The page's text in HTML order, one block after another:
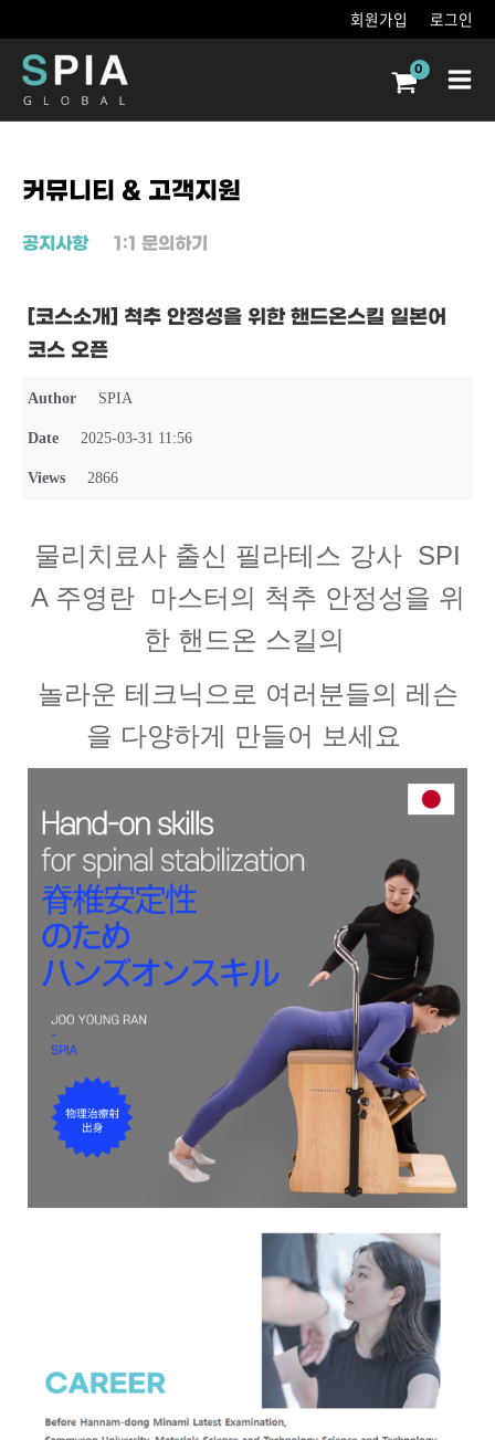
건너뛰기
회원가입 로그인
Menu
커뮤니티 & 고객지원
공지사항 1:1 문의하기
[코스소개] 척추 안정성을 위한 핸드온스킬 일본어
코스 오픈
Author SPIA
Date 2025-03-31 11:56
Views 2866
물리치료사 출신 필라테스 강사 SPI
A 주영란 마스터의 척추 안정성을 위
한 핸드온 스킬의
놀라운 테크닉으로 여러분들의 레슨
을 다양하게 만들어 보세요